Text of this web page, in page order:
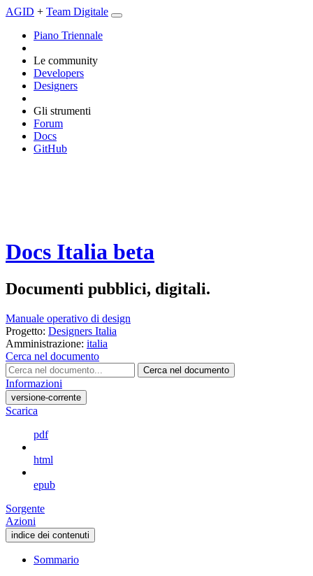
AGID + Team Digitale
Piano Triennale
Le community
Developers
Designers
Gli strumenti
Forum
Docs
GitHub
Docs Italia beta
Documenti pubblici, digitali.
Manuale operativo di design
Progetto: Designers Italia
Amministrazione: italia
Cerca nel documento
Cerca nel documento
Informazioni
versione-corrente
Scarica
pdf
html
epub
Sorgente
Azioni
indice dei contenuti
Sommario